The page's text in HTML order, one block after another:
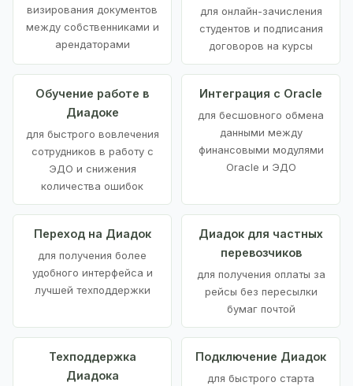
визирования документов
между собственниками и
арендаторами
для онлайн-зачисления
студентов и подписания
договоров на курсы
Обучение работе в
Диадоке
для быстрого вовлечения
сотрудников в работу с
ЭДО и снижения
количества ошибок
Интеграция с Oracle
для бесшовного обмена
данными между
финансовыми модулями
Oracle и ЭДО
Переход на Диадок
для получения более
удобного интерфейса и
лучшей техподдержки
Диадок для частных
перевозчиков
для получения оплаты за
рейсы без пересылки
бумаг почтой
Техподдержка
Диадока
Подключение Диадок
для быстрого старта